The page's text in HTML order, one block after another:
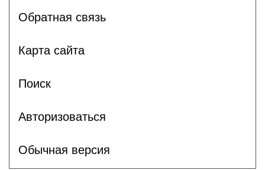
Обратная связь
Карта сайта
Поиск
Авторизоваться
Обычная версия